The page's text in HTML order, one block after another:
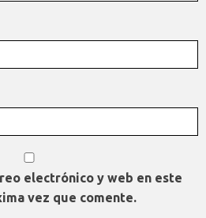
electrónico y web en este
vez que comente.